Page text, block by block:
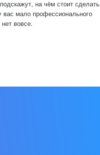
на чём стоит сделать
вас мало профессионального
вовсе.